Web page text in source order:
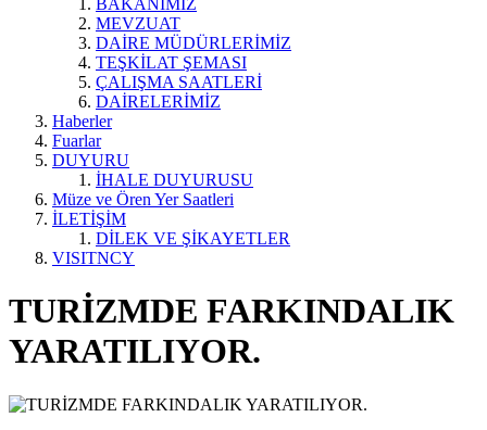
BAKANIMIZ
MEVZUAT
DAİRE MÜDÜRLERİMİZ
TEŞKİLAT ŞEMASI
ÇALIŞMA SAATLERİ
DAİRELERİMİZ
Haberler
Fuarlar
DUYURU
İHALE DUYURUSU
Müze ve Ören Yer Saatleri
İLETİŞİM
DİLEK VE ŞİKAYETLER
VISITNCY
TURİZMDE FARKINDALIK
YARATILIYOR.